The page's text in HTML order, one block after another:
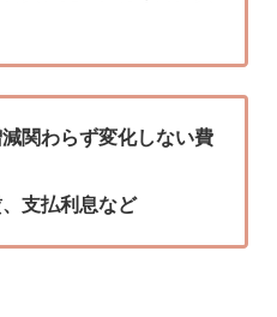
関わらず変化しない費
支払利息など